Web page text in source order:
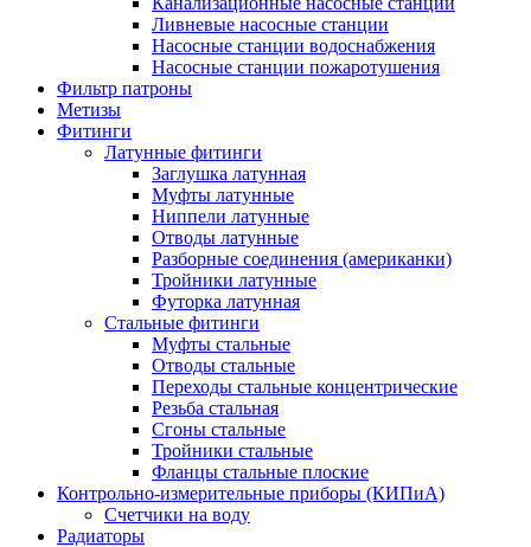
Ливневые насосные станции
Насосные станции водоснабжения
Насосные станции пожаротушения
Фильтр патроны
Метизы
Фитинги
Латунные фитинги
Заглушка латунная
Муфты латунные
Ниппели латунные
Отводы латунные
Разборные соединения (американки)
Тройники латунные
Футорка латунная
Стальные фитинги
Муфты стальные
Отводы стальные
Переходы стальные концентрические
Резьба стальная
Сгоны стальные
Тройники стальные
Фланцы стальные плоские
Контрольно-измерительные приборы (КИПиА)
Счетчики на воду
Радиаторы